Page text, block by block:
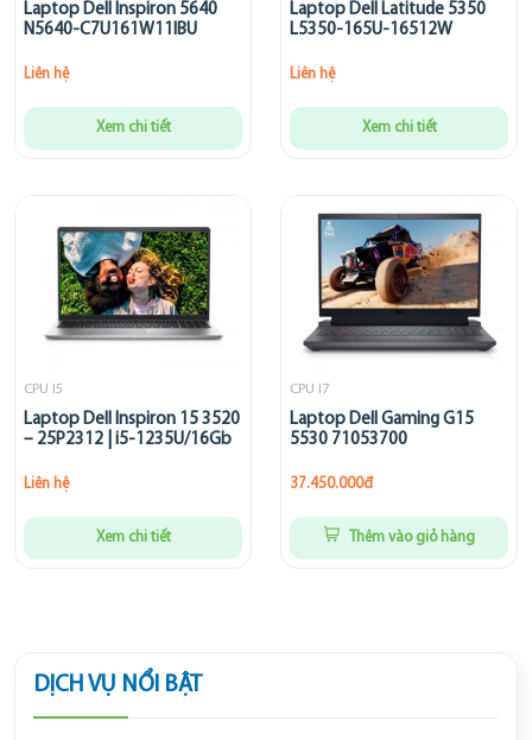
Laptop Dell Inspiron 5640
N5640-C7U161W11IBU
Liên hệ
Xem chi tiết
Laptop Dell Latitude 5350
L5350-165U-16512W
Liên hệ
Xem chi tiết
CPU I5
Laptop Dell Inspiron 15 3520
– 25P2312 | i5-1235U/16Gb
Liên hệ
Xem chi tiết
CPU I7
Laptop Dell Gaming G15
5530 71053700
37.450.000đ
Thêm vào giỏ hàng
DỊCH VỤ NỔI BẬT